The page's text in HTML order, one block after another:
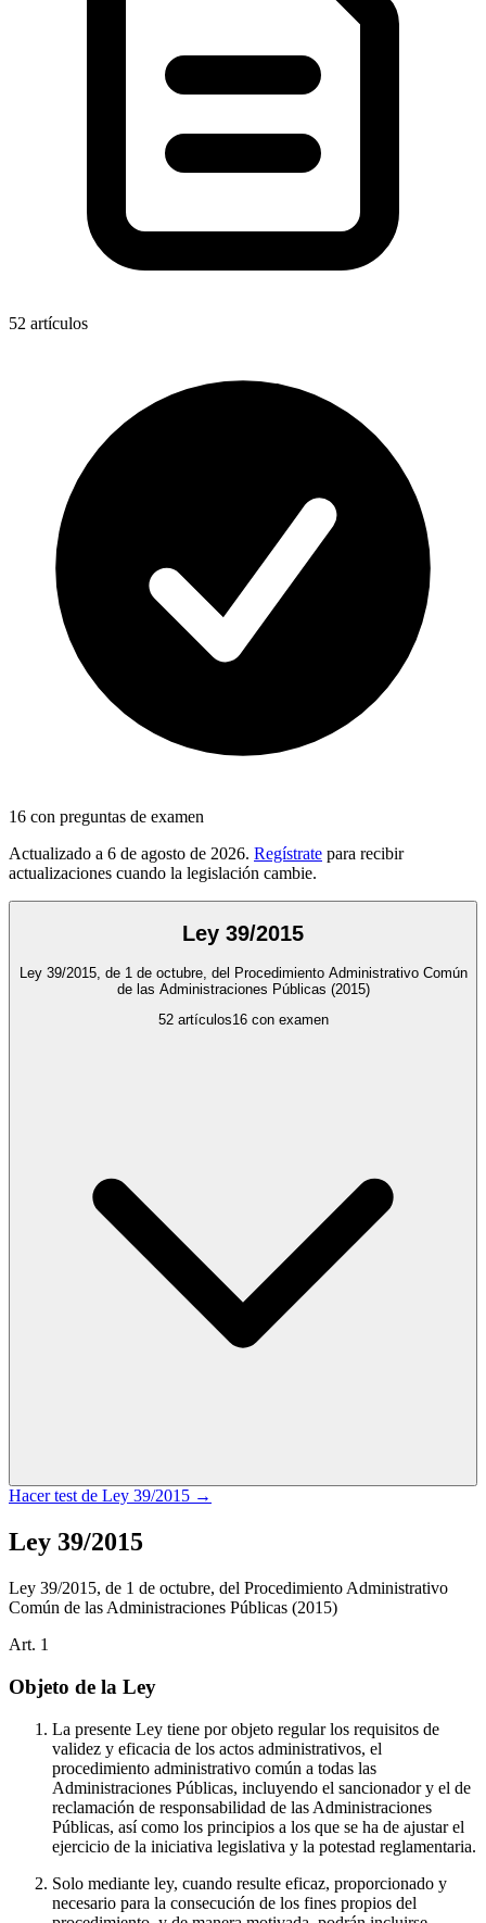
52 artículos
16 con preguntas de examen
Actualizado a 6 de agosto de 2026. Regístrate para recibir
actualizaciones cuando la legislación cambie.
Ley 39/2015
Ley 39/2015, de 1 de octubre, del Procedimiento Administrativo Común
de las Administraciones Públicas (2015)
52artículos16con examen
Hacer test de Ley 39/2015 →
Ley 39/2015
Ley 39/2015, de 1 de octubre, del Procedimiento Administrativo
Común de las Administraciones Públicas (2015)
Art. 1
Objeto de la Ley
La presente Ley tiene por objeto regular los requisitos de
validez y eficacia de los actos administrativos, el
procedimiento administrativo común a todas las
Administraciones Públicas, incluyendo el sancionador y el de
reclamación de responsabilidad de las Administraciones
Públicas, así como los principios a los que se ha de ajustar el
ejercicio de la iniciativa legislativa y la potestad reglamentaria.
Solo mediante ley, cuando resulte eficaz, proporcionado y
necesario para la consecución de los fines propios del